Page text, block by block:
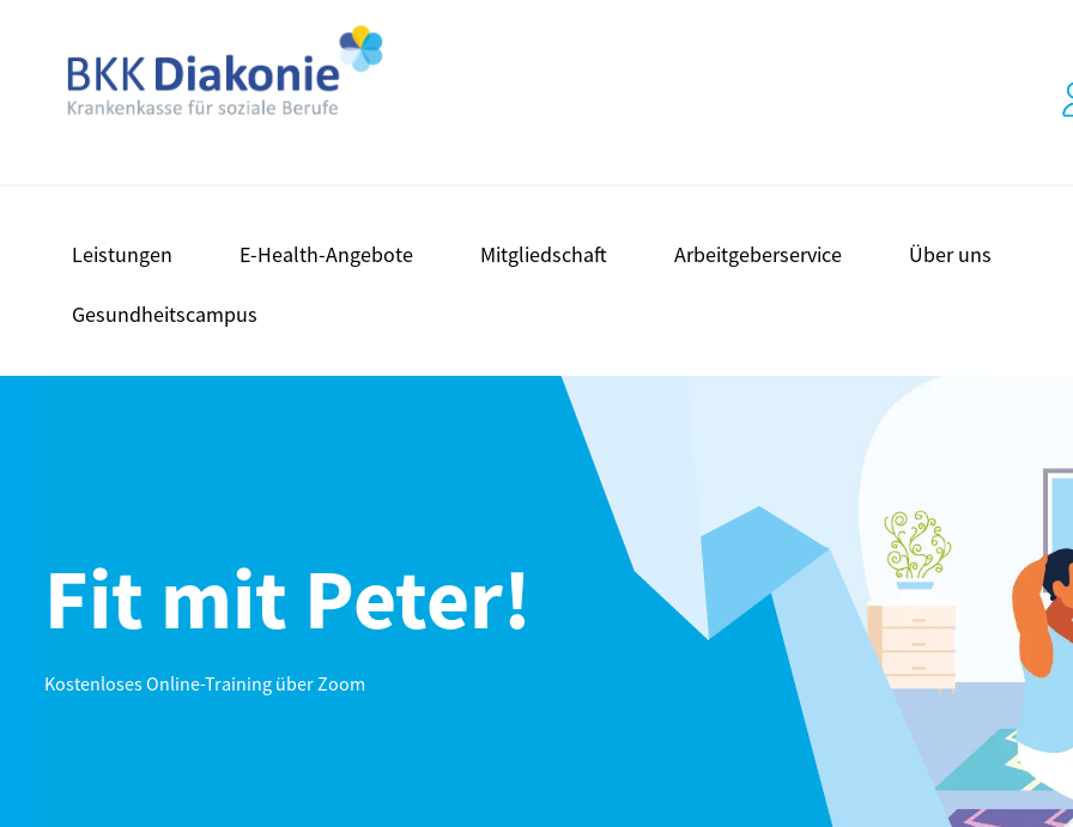
Leistungen E-Health-Angebote Mitgliedschaft Arbeitgeberservice Über uns
Gesundheitscampus
Fit mit Peter!
Kostenloses Online-Training über Zoom